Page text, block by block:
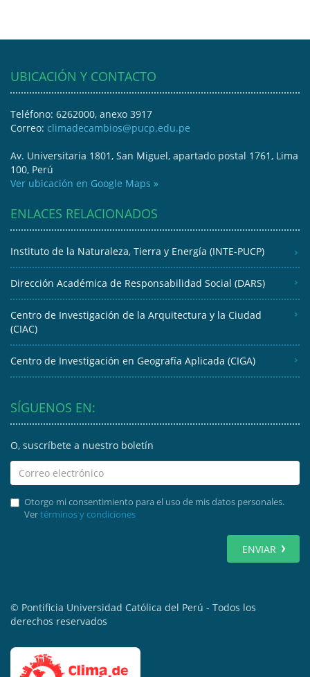
UBICACIÓN Y CONTACTO
Teléfono: 6262000, anexo 3917
Correo: climadecambios@pucp.edu.pe
Av. Universitaria 1801, San Miguel, apartado postal 1761, Lima
100, Perú
Ver ubicación en Google Maps »
ENLACES RELACIONADOS
Instituto de la Naturaleza, Tierra y Energía (INTE-PUCP)
Dirección Académica de Responsabilidad Social (DARS)
Centro de Investigación de la Arquitectura y la Ciudad
(CIAC)
Centro de Investigación en Geografía Aplicada (CIGA)
SÍGUENOS EN:
O, suscríbete a nuestro boletín
Otorgo mi consentimiento para el uso de mis datos personales.
Vertérminos y condiciones
ENVIAR
© Pontificia Universidad Católica del Perú - Todos los
derechos reservados